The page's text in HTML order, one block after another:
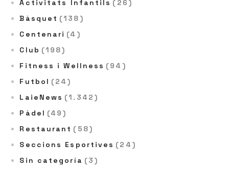
Activitats Infantils (26)
Bàsquet (138)
Centenari (4)
Club (198)
Fitness i Wellness (94)
Futbol (24)
LaieNews (1.342)
Pàdel (49)
Restaurant (58)
Seccions Esportives (24)
Sin categoría (3)